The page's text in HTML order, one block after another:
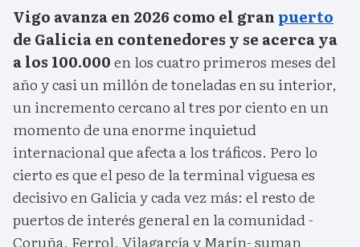
Vigo avanza en 2026 como el gran puerto
de Galicia en contenedores y se acerca ya
a los 100.000en los cuatro primeros meses del
año y casi un millón de toneladas en su interior,
un incremento cercano al tres por ciento en un
momento de una enorme inquietud
internacional que afecta a los tráficos. Pero lo
cierto es que el peso de la terminal viguesa es
decisivo en Galicia y cada vez más: el resto de
puertos de interés general en la comunidad -
Coruña, Ferrol, Vilagarcía y Marín- suman